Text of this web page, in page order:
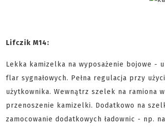
Lifczik M14:
Lekka kamizelka na wyposażenie bojowe -
flar sygnałowych. Pełna regulacja przy
użytkownika. Wewnątrz szelek na ramiona
przenoszenie kamizelki. Dodatkowo na
zamocowanie dodatkowych ładownic - np.